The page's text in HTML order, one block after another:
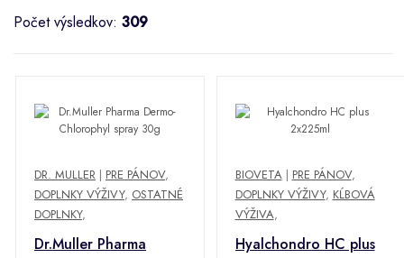
Počet výsledkov: 309
DR. MULLER | PRE PÁNOV,
DOPLNKY VÝŽIVY, OSTATNÉ
DOPLNKY,
Dr.Muller Pharma
BIOVETA| PRE PÁNOV,
DOPLNKY VÝŽIVY, KĹBOVÁ
VÝŽIVA,
Hyalchondro HC plus